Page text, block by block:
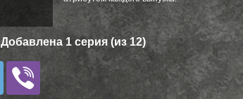
Добавлена 1 серия (из 12)